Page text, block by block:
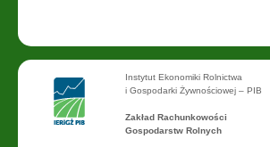
Instytut Ekonomiki Rolnictwa
i Gospodarki Żywnościowej – PIB
Zakład Rachunkowości
Gospodarstw Rolnych